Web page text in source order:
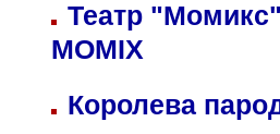
Театр
MOMIX
Королева